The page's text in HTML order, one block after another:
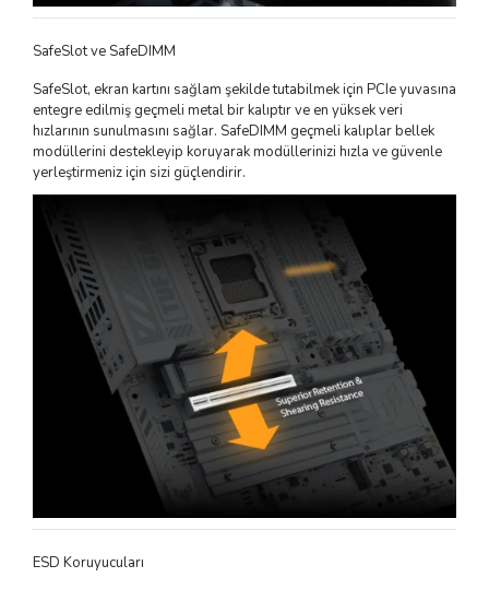
SafeSlot ve SafeDIMM
SafeSlot, ekran kartını sağlam şekilde tutabilmek için PCIe yuvasına
entegre edilmiş geçmeli metal bir kalıptır ve en yüksek veri
hızlarının sunulmasını sağlar. SafeDIMM geçmeli kalıplar bellek
modüllerini destekleyip koruyarak modüllerinizi hızla ve güvenle
yerleştirmeniz için sizi güçlendirir.
ESD Koruyucuları